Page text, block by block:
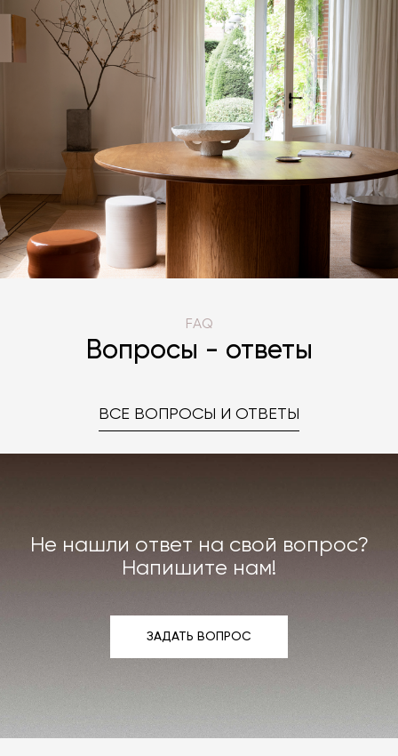
FAQ
Вопросы - ответы
ВСЕ ВОПРОСЫ И ОТВЕТЫ
Не нашли ответ на свой вопрос?
Напишите нам!
ЗАДАТЬ ВОПРОС